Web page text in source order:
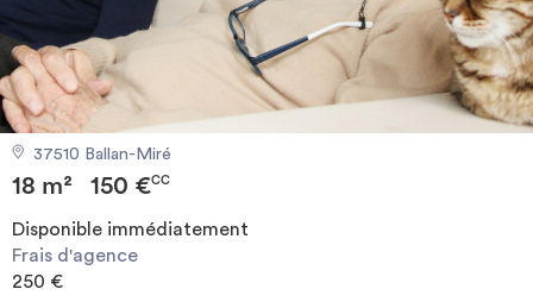
Villes
Investir
Blog
37510 Ballan-Miré
18 m² 150 €CC
Disponible immédiatement
Frais d'agence
250 €